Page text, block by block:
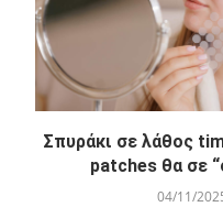
Σπυράκι σε λάθος
patches θα σε
04/11/